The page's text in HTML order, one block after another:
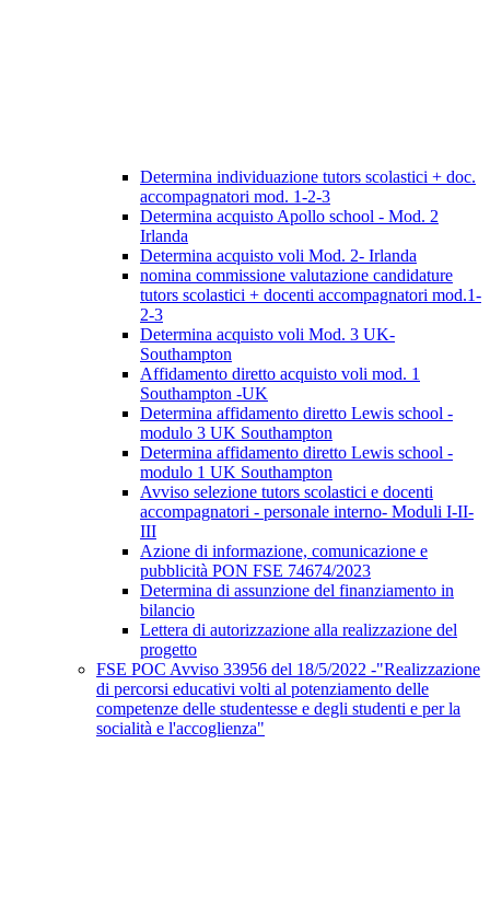
Determina individuazione tutors scolastici + doc.
accompagnatori mod. 1-2-3
Determina acquisto Apollo school - Mod. 2
Irlanda
Determina acquisto voli Mod. 2- Irlanda
nomina commissione valutazione candidature
tutors scolastici + docenti accompagnatori mod.1-
2-3
Determina acquisto voli Mod. 3 UK-
Southampton
Affidamento diretto acquisto voli mod. 1
Southampton -UK
Determina affidamento diretto Lewis school -
modulo 3 UK Southampton
Determina affidamento diretto Lewis school -
modulo 1 UK Southampton
Avviso selezione tutors scolastici e docenti
accompagnatori - personale interno- Moduli I-II-
III
Azione di informazione, comunicazione e
pubblicità PON FSE 74674/2023
Determina di assunzione del finanziamento in
bilancio
Lettera di autorizzazione alla realizzazione del
progetto
FSE POC Avviso 33956 del 18/5/2022 -"Realizzazione
di percorsi educativi volti al potenziamento delle
competenze delle studentesse e degli studenti e per la
socialità e l'accoglienza"